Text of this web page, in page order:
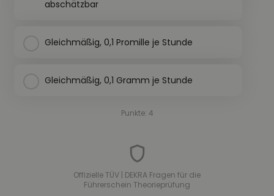
abschätzbar
Gleichmäßig, 0,1 Promille je Stunde
Gleichmäßig, 0,1 Gramm je Stunde
Punkte: 4
Offizielle TÜV | DEKRA Fragen für die
Führerschein Theorieprüfung